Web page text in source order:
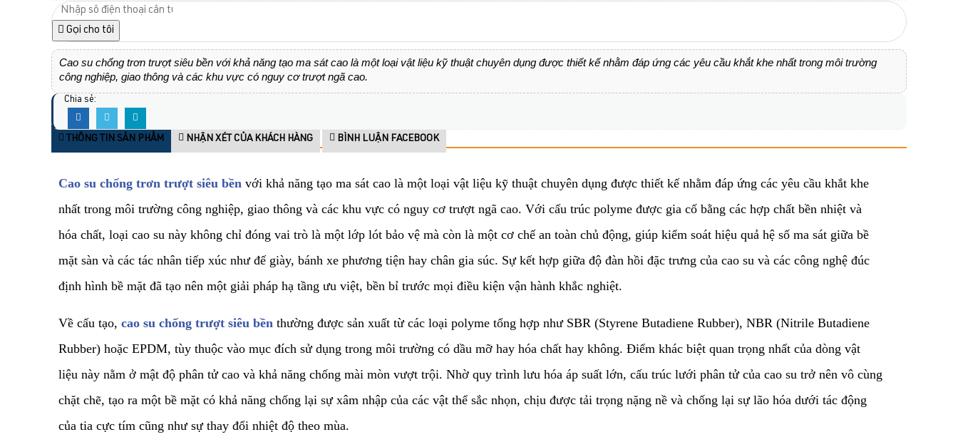
Gọi cho tôi
Cao su chống trơn trượt siêu bền với khả năng tạo ma sát cao là một loại vật liệu kỹ thuật chuyên dụng được thiết kế nhằm đáp ứng các yêu cầu khắt khe nhất trong môi trường
công nghiệp, giao thông và các khu vực có nguy cơ trượt ngã cao.
Chia sẻ:
THÔNG TIN SẢN PHẨM NHẬN XÉT CỦA KHÁCH HÀNG BÌNH LUẬN FACEBOOK
Cao su chống trơn trượt siêu bền với khả năng tạo ma sát cao là một loại vật liệu kỹ thuật chuyên dụng được thiết kế nhằm đáp ứng các yêu cầu khắt khe
nhất trong môi trường công nghiệp, giao thông và các khu vực có nguy cơ trượt ngã cao. Với cấu trúc polyme được gia cố bằng các hợp chất bền nhiệt và
hóa chất, loại cao su này không chỉ đóng vai trò là một lớp lót bảo vệ mà còn là một cơ chế an toàn chủ động, giúp kiểm soát hiệu quả hệ số ma sát giữa bề
mặt sàn và các tác nhân tiếp xúc như đế giày, bánh xe phương tiện hay chân gia súc. Sự kết hợp giữa độ đàn hồi đặc trưng của cao su và các công nghệ đúc
định hình bề mặt đã tạo nên một giải pháp hạ tầng ưu việt, bền bỉ trước mọi điều kiện vận hành khắc nghiệt.
​Về cấu tạo, cao su chống trượt siêu bền thường được sản xuất từ các loại polyme tổng hợp như SBR (Styrene Butadiene Rubber), NBR (Nitrile Butadiene
Rubber) hoặc EPDM, tùy thuộc vào mục đích sử dụng trong môi trường có dầu mỡ hay hóa chất hay không. Điểm khác biệt quan trọng nhất của dòng vật
liệu này nằm ở mật độ phân tử cao và khả năng chống mài mòn vượt trội. Nhờ quy trình lưu hóa áp suất lớn, cấu trúc lưới phân tử của cao su trở nên vô cùng
chặt chẽ, tạo ra một bề mặt có khả năng chống lại sự xâm nhập của các vật thể sắc nhọn, chịu được tải trọng nặng nề và chống lại sự lão hóa dưới tác động
của tia cực tím cũng như sự thay đổi nhiệt độ theo mùa.